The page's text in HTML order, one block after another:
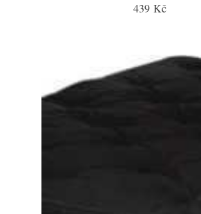
439 Kč